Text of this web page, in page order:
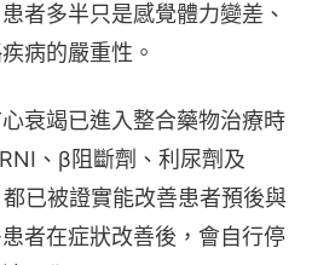
者多半只是感覺體力變差、
病的嚴重性。
衰竭已進入整合藥物治療時
、β阻斷劑、利尿劑及
已被證實能改善患者預後與
者在症狀改善後，會自行停